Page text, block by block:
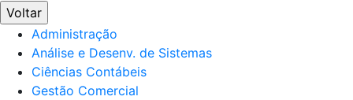
Voltar
Administração
Análise e Desenv. de Sistemas
Ciências Contábeis
Gestão Comercial